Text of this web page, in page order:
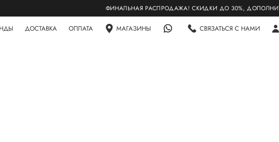
ФИНАЛЬНАЯ РАСПРОДАЖА! СКИДКИ ДО 30%,
ДОСТАВКА ОПЛАТА МАГАЗИНЫ СВЯЗАТЬСЯ С НАМИ